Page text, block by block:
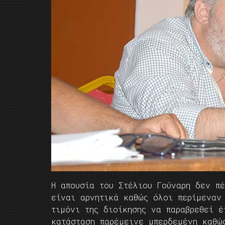
Η απουσία του Στέλιου Γούναρη δεν
είναι αρνητικά καθώς όλοι
τιμόνι της διοίκησης να
κατάσταση παρέμεινε μπερδεμένη